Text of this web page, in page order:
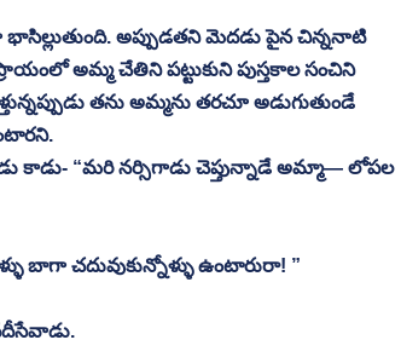
అప్పుడతని మెదడు పైన చిన్ననాటి
అమ్మ చేతిని పట్టుకుని పుస్తకాల సంచిని
తను అమ్మను తరచూ అడుగుతుండే
కాడు- “మరి నర్సిగాడు చెప్తున్నాడే అమ్మా— లోపల
బాగా చదువుకున్నోళ్ళు ఉంటారురా! ”